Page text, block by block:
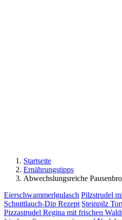
Startseite
Ernährungstipps
Abwechslungsreiche
Eierschwammerlgulasch Pilzstrudel
Schnittlauch-Dip Rezept Steinpilz
Pizzastrudel Regina mit frischen